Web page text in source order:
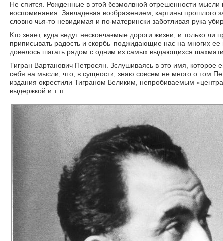
Не спится. Рожденные в этой безмолвной отрешенности мысли
воспоминания. Завладевая воображением, картины прошлого
словно чья-то невидимая и по-матерински заботливая рука
Кто знает, куда ведут нескончаемые дороги жизни, и только
приписывать радость и скорбь, поджидающие нас на многих ее
довелось шагать рядом с одним из самых выдающихся
Тигран Вартанович Петросян. Вслушиваясь в это имя,
себя на мысли, что, в сущности, знаю совсем не много о том
издания окрестили Тиграном Великим, непробиваемым
выдержкой и т. п.